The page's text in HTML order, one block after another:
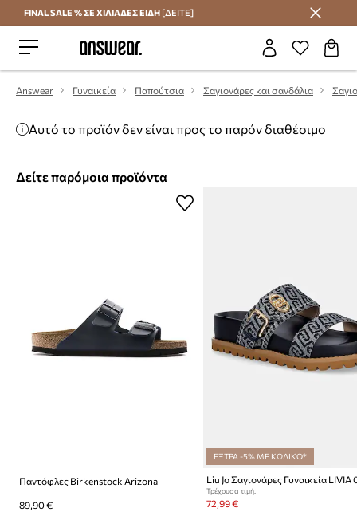
Εξοικονομήστε με το Answear Club
FINAL SALE % ΣΕ ΧΙΛΙΑΔΕΣ ΕΙΔΗ [ΔΕΙΤΕ]
Answear Γυναικεία Παπούτσια Σαγιονάρες και σανδάλια
Αυτό το προϊόν δεν είναι προς το παρόν διαθέσιμο
Δείτε παρόμοια προϊόντα
Παντόφλες Birkenstock Arizona
89,90 €
ΕΞΤΡΑ -5% ΜΕ ΚΩΔΙΚΟ*
Liu Jo Σαγιονάρες Γυναικεία LIVIA
Τρέχουσα τιμή:
72,99 €